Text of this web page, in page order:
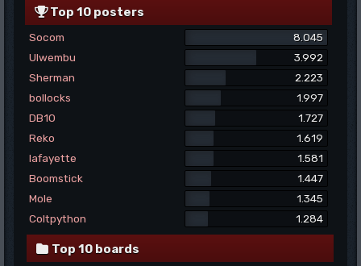
Top 10 posters
Socom
8.045
Ulwembu
3.992
Sherman
2.223
bollocks
1.997
DB10
1.727
Reko
1.619
lafayette
1.581
Boomstick
1.447
Mole
1.345
Coltpython
1.284
Top 10 boards